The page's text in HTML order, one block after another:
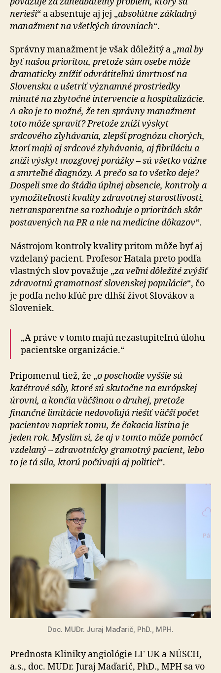
nerieši“ a absentuje aj jej „absolútne základný
manažment na všetkých úrovniach“.
Správny manažment je však dôležitý a „mal by
byť našou prioritou, pretože sám osebe môže
dramaticky znížiť odvrátiteľnú úmrtnosť na
Slovensku a ušetriť významné prostriedky
minuté na zbytočné intervencie a hospitalizácie.
A ako je to možné, že ten správny manažment
toto môže spraviť? Pretože zníži výskyt
srdcového zlyhávania, zlepší prognózu chorých,
ktorí majú aj srdcové zlyhávania, aj fibriláciu a
zníži výskyt mozgovej porážky – sú všetko vážne
a smrteľné diagnózy. A prečo sa to všetko deje?
Dospeli sme do štádia úplnej absencie, kontroly a
vy­mo­ži­teľ­nosti kvality zdravotnej sta­rostli­vosti,
netranspa­ren­tne sa rozho­duje o prioritách skôr
postavených na PR a nie na medicíne dôkazov“.
Nástrojom kontroly kvality pritom môže byť aj
vzdelaný pacient. Profesor Hatala preto podľa
vlastných slov považuje „za veľmi dôležité zvýšiť
zdravotnú gramotnosť slovenskej populácie“, čo
je podľa neho kľúč pre dlhší život Slovákov a
Sloveniek.
„A práve v tomto majú nezastupiteľnú úlohu
pacientske organizácie.“
Pripomenul tiež, že „o poschodie vyššie sú
katétrové sály, ktoré sú skutočne na európskej
úrovni, a končia väčšinou o druhej, pretože
finančné limitácie nedovoľujú riešiť väčší počet
pacientov napriek tomu, že čakacia listina je
jeden rok. Myslím si, že aj v tomto môže pomôcť
vzdelaný – zdravotnícky gramotný pacient, lebo
to je tá sila, ktorú počúvajú aj politici“.
Doc. MUDr. Juraj Maďarič, PhD., MPH.
Prednosta Kliniky angiológie LF UK a NÚSCH,
a.s., doc. MUDr. Juraj Maďarič, PhD., MPH sa vo